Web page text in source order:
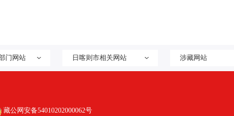
门网站 日喀则市相关网站 涉藏网站
藏公网安备54010202000062号